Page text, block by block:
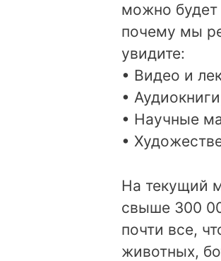
можно
почему мы
увидите:
• Видео и
•
• Научные
•
На текущий
свыше 300
почти все,
животных,